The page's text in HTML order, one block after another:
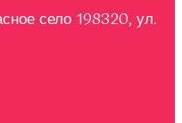
село 198320, ул.